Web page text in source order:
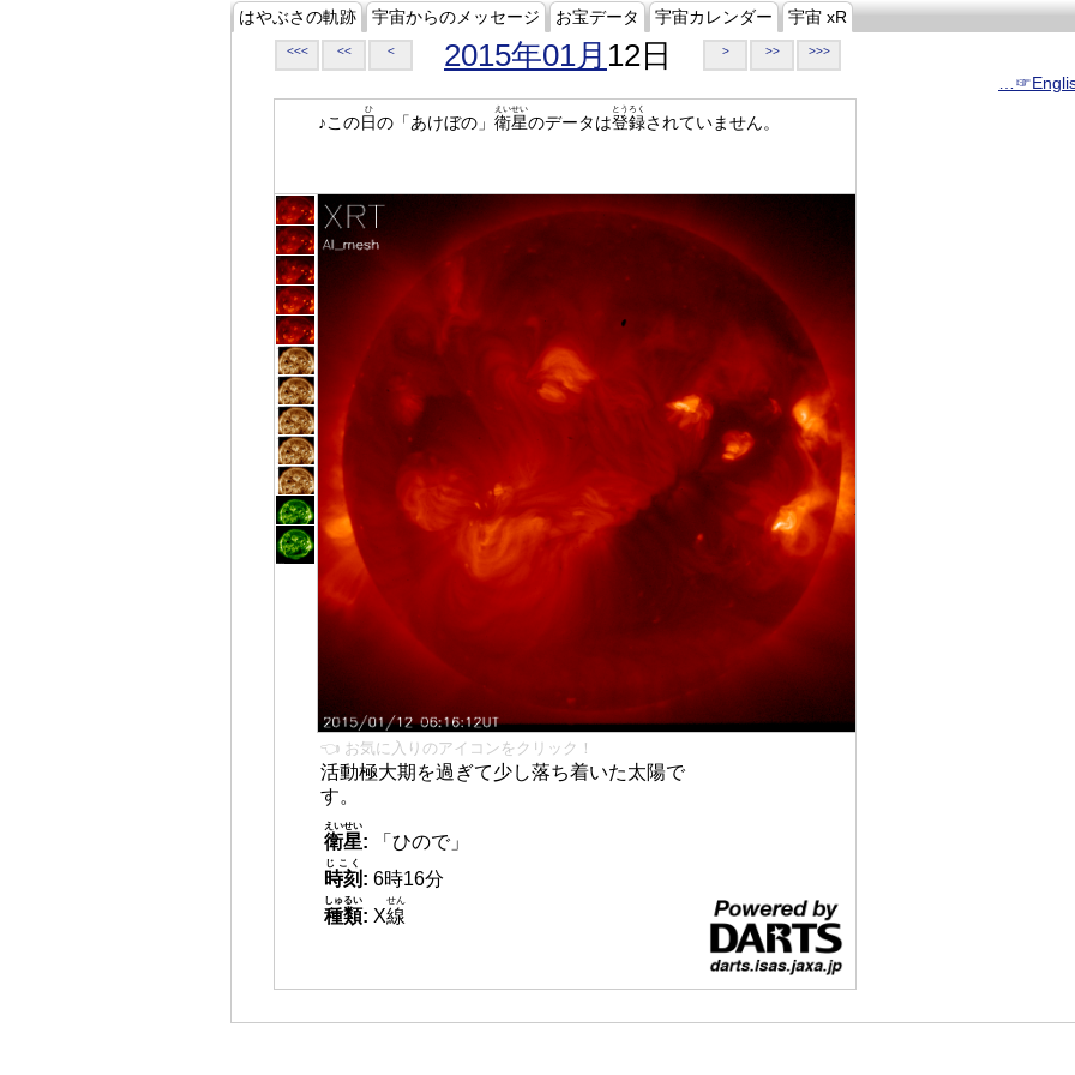
はやぶさの軌跡 宇宙からのメッセージ お宝データ 宇宙カレンダー 宇宙 xR
<<< << < 2015年01月 12日 > >> >>>
♪この日
ひ
の「あけぼの」 衛星
えいせい
のデータは登録
とうろく
されていません。
👈 お気に入りのアイコンをクリック！
活動極大期を過ぎて少し落ち着いた太陽で
す。
衛星
えいせい
:
「ひので」
時刻
じこく
: 6時16分
種類
しゅるい
: X線
せん